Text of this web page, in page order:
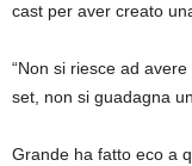
cast per aver creato
“Non si riesce ad
set, non si guadagna
Grande ha fatto eco a